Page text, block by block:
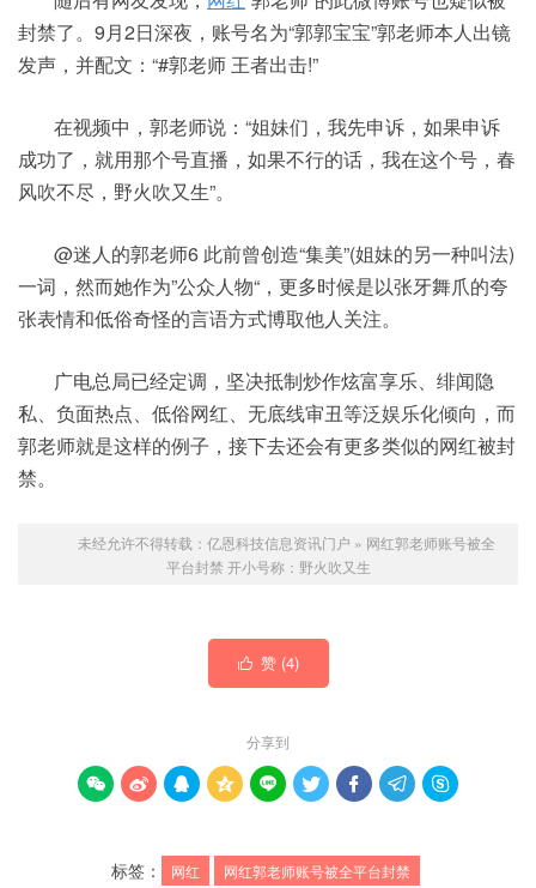
封禁了。9月2日深夜，账号名为“郭郭宝宝”郭老师本人出镜
发声，并配文：“#郭老师 王者出击!”
在视频中，郭老师说：“姐妹们，我先申诉，如果申诉
成功了，就用那个号直播，如果不行的话，我在这个号，春
风吹不尽，野火吹又生”。
@迷人的郭老师6 此前曾创造“集美”(姐妹的另一种叫法)
一词，然而她作为”公众人物“，更多时候是以张牙舞爪的夸
张表情和低俗奇怪的言语方式博取他人关注。
广电总局已经定调，坚决抵制炒作炫富享乐、绯闻隐
私、负面热点、低俗网红、无底线审丑等泛娱乐化倾向，而
郭老师就是这样的例子，接下去还会有更多类似的网红被封
禁。
未经允许不得转载： 亿恩科技信息资讯门户 » 网红郭老师账号被全
平台封禁 开小号称：野火吹又生
 赞 (4)
分享到
        
标签： 网红 网红郭老师账号被全平台封禁